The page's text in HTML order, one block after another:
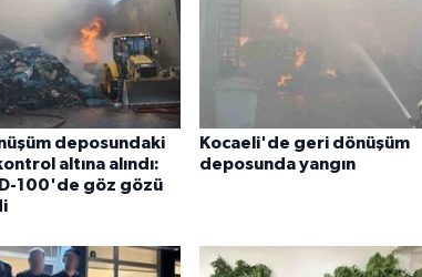
deposundaki
altına alındı:
D-100'de göz gözü
Kocaeli'de geri dönüşüm
deposunda yangın